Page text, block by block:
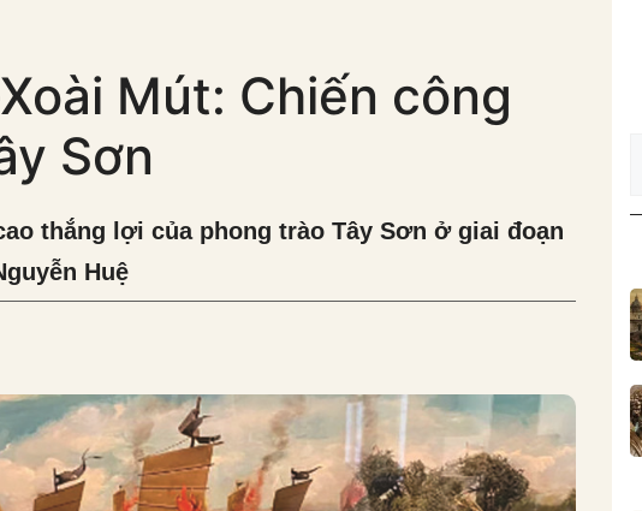
Mút: Chiến công
Sơn
thắng lợi của phong trào Tây Sơn ở giai đoạn
Huệ